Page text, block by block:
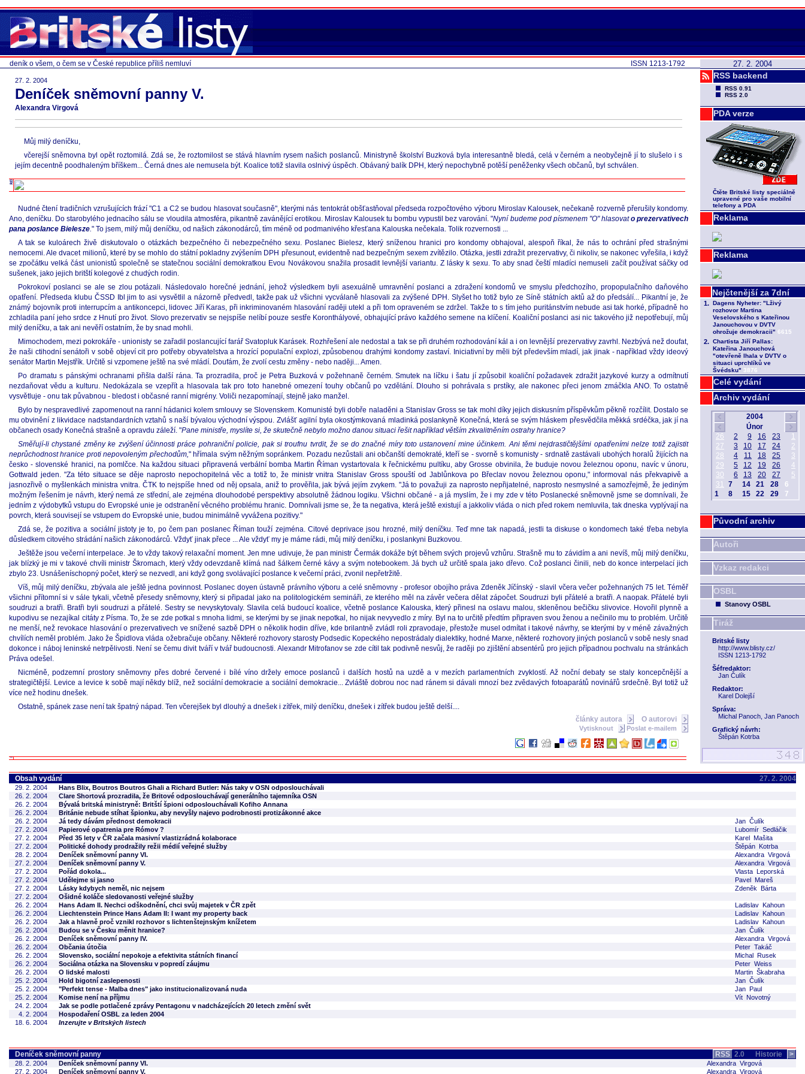
27. 2. 2004
RSS backend
RSS 0.91
RSS 2.0
PDA verze
Čtěte Britské listy speciálně
upravené pro vaše mobilní
telefony a PDA
Reklama
Reklama
Celé vydání
Archiv vydání
Původní archiv
Autoři
Vzkaz redakci
OSBL
Stanovy OSBL
Tiráž
Britské listy
http://www.blisty.cz/
ISSN 1213-1792
Šéfredaktor:
Jan Čulík
Redaktor:
Karel Dolejší
Správa:
Michal Panoch, Jan Panoch
Grafický návrh:
Štěpán Kotrba
ISSN 1213-1792
deník o všem, o čem se v České republice příliš nemluví
27. 2. 2004
Deníček sněmovní panny V.
Alexandra Virgová
Můj milý deníčku,
včerejší sněmovna byl opět roztomilá. Zdá se, že roztomilost se stává hlavním rysem našich poslanců. Ministryně školství Buzková byla interesantně bledá, celá v černém a neobyčejně jí to slušelo i s
jejím decentně poodhaleným bříškem... Černá dnes ale nemusela být. Koalice totiž slavila oslnivý úspěch. Obávaný balík DPH, který nepochybně potěší peněženky všech občanů, byl schválen.
Nudné čtení tradičních vzrušujících frází "C1 a C2 se budou hlasovat současně", kterými nás tentokrát obšťastňoval předseda rozpočtového výboru Miroslav Kalousek, nečekaně rozverně přerušily kondomy.
Ano, deníčku. Do starobylého jednacího sálu se vloudila atmosféra, pikantně zavánějící erotikou. Miroslav Kalousek tu bombu vypustil bez varování. "Nyní budeme pod písmenem "O" hlasovato prezervativech
pana poslance Bielesze." To jsem, milý můj deníčku, od našich zákonodárců, tím méně od podmanivého křesťana Kalouska nečekala. Tolik rozvernosti ...
A tak se kuloárech živě diskutovalo o otázkách bezpečného či nebezpečného sexu. Poslanec Bielesz, který sníženou hranici pro kondomy obhajoval, alespoň říkal, že nás to ochrání před strašnými
nemocemi. Ale dvacet milionů, které by se mohlo do státní pokladny zvýšením DPH přesunout, evidentně nad bezpečným sexem zvítězilo. Otázka, jestli zdražit prezervativy, či nikoliv, se nakonec vyřešila, i když
se zpočátku velká část unionistů společně se statečnou sociální demokratkou Evou Novákovou snažila prosadit levnější variantu. Z lásky k sexu. To aby snad čeští mladíci nemuseli začít používat sáčky od
sušenek, jako jejich britští kolegové z chudých rodin.
Pokrokoví poslanci se ale se zlou potázali. Následovalo horečné jednání, jehož výsledkem byli asexuálně umravnění poslanci a zdražení kondomů ve smyslu předchozího, propopulačního daňového
opatření. Předseda klubu ČSSD Ibl jim to asi vysvětlil a názorně předvedl, takže pak už všichni vycválaně hlasovali za zvýšené DPH. Slyšet ho totiž bylo ze Síně státních aktů až do předsálí... Pikantní je, že
známý bojovník proti interrupcím a antikoncepci, lidovec Jiří Karas, při inkriminovaném hlasování raději utekl a při tom opraveném se zdržel. Takže to s tím jeho puritánstvím nebude asi tak horké, případně ho
zchladila paní jeho srdce z Hnutí pro život. Slovo prezervativ se nejspíše nelíbí pouze sestře Koronthályové, obhajující právo každého semene na klíčení. Koaliční poslanci asi nic takového již nepotřebují, můj
milý deníčku, a tak ani nevěří ostatním, že by snad mohli.
Mimochodem, mezi pokrokáře - unionisty se zařadil poslancující farář Svatopluk Karásek. Rozhřešení ale nedostal a tak se při druhém rozhodování kál a i on levnější prezervativy zavrhl. Nezbývá než doufat,
že naši ctihodní senátoři v sobě objeví cit pro potřeby obyvatelstva a hrozící populační explozi, způsobenou drahými kondomy zastaví. Iniciativní by měli být především mladí, jak jinak - například vždy ideový
senátor Martin Mejstřík. Určitě si vzpomene ještě na své mládí. Doufám, že zvolí cestu změny - nebo naději... Amen.
Po dramatu s pánskými ochranami přišla další rána. Ta prozradila, proč je Petra Buzková v požehnaně černém. Smutek na líčku i šatu jí způsobil koaliční požadavek zdražit jazykové kurzy a odmítnutí
nezdaňovat vědu a kulturu. Nedokázala se vzepřít a hlasovala tak pro toto hanebné omezení touhy občanů po vzdělání. Dlouho si pohrávala s prstíky, ale nakonec přeci jenom zmáčkla ANO. To ostatně
vysvětluje - onu tak půvabnou - bledost i občasné ranní migrény. Voliči nezapomínají, stejně jako manžel.
Bylo by nespravedlivé zapomenout na ranní hádanici kolem smlouvy se Slovenskem. Komunisté byli dobře naladěni a Stanislav Gross se tak mohl díky jejich diskusním příspěvkům pěkně rozčílit. Dostalo se
mu obvinění z likvidace nadstandardních vztahů s naší bývalou východní výspou. Zvlášť agilní byla okostýmkovaná mladinká poslankyně Konečná, která se svým hláskem přesvědčila měkká srdéčka, jak jí na
občanech osady Konečná strašně a opravdu záleží. "Pane ministře, myslíte si, že skutečně nebylo možno danou situaci řešit například větším zkvalitněním ostrahy hranice?
Směřují-li chystané změny ke zvýšení účinnosti práce pohraniční policie, pak si troufnu tvrdit, že se do značné míry toto ustanovení mine účinkem. Ani těmi nejdrastičtějšími opatřeními nelze totiž zajistit
neprůchodnost hranice proti nepovoleným přechodům," hřímala svým něžným sopránkem. Pozadu nezůstali ani občanští demokraté, kteří se - svorně s komunisty - srdnatě zastávali ubohých horalů žijících na
česko - slovenské hranici, na pomlčce. Na každou situaci připravená verbální bomba Martin Říman vystartovala k řečnickému pultíku, aby Grosse obvinila, že buduje novou železnou oponu, navíc v únoru,
Gottwald jeden. "Za této situace se děje naprosto nepochopitelná věc a totiž to, že ministr vnitra Stanislav Gross spouští od Jablůnkova po Břeclav novou železnou oponu," informoval nás překvapivě a
jasnozřivě o myšlenkách ministra vnitra. ČTK to nejspíše hned od něj opsala, aniž to prověřila, jak bývá jejím zvykem. "Já to považuji za naprosto nepřijatelné, naprosto nesmyslné a samozřejmě, že jediným
možným řešením je návrh, který nemá ze střední, ale zejména dlouhodobé perspektivy absolutně žádnou logiku. Všichni občané - a já myslím, že i my zde v této Poslanecké sněmovně jsme se domnívali, že
jedním z výdobytků vstupu do Evropské unie je odstranění věcného problému hranic. Domnívali jsme se, že ta negativa, která ještě existují a jakkoliv vláda o nich před rokem nemluvila, tak dneska vyplývají na
povrch, která souvisejí se vstupem do Evropské unie, budou minimálně vyvážena pozitivy."
Zdá se, že pozitiva a sociální jistoty je to, po čem pan poslanec Říman touží zejména. Citové deprivace jsou hrozné, milý deníčku. Teď mne tak napadá, jestli ta diskuse o kondomech také třeba nebyla
důsledkem citového strádání našich zákonodárců. Vždyť jinak přece ... Ale vždyť my je máme rádi, můj milý deníčku, i poslankyni Buzkovou.
Ještěže jsou večerní interpelace. Je to vždy takový relaxační moment. Jen mne udivuje, že pan ministr Čermák dokáže být během svých projevů vzhůru. Strašně mu to závidím a ani nevíš, můj milý deníčku,
jak blízký je mi v takové chvíli ministr Škromach, který vždy odevzdaně klímá nad šálkem černé kávy a svým notebookem. Já bych už určitě spala jako dřevo. Což poslanci činili, neb do konce interpelací jich
zbylo 23. Usnášeníschopný počet, který se nezvedl, ani když gong svolávající poslance k večerní práci, zvonil nepřetržitě.
Víš, můj milý deníčku, zbývala ale ještě jedna povinnost. Poslanec doyen ústavně právního výboru a celé sněmovny - profesor obojího práva Zdeněk Jíčínský - slavil včera večer požehnaných 75 let. Téměř
všichni přítomní si v sále tykali, včetně přesedy sněmovny, který si připadal jako na politologickém semináři, ze kterého měl na závěr večera dělat zápočet. Soudruzi byli přátelé a bratři. A naopak. Přátelé byli
soudruzi a bratři. Bratři byli soudruzi a přátelé. Sestry se nevyskytovaly. Slavila celá budoucí koalice, včetně poslance Kalouska, který přinesl na oslavu malou, skleněnou bečičku slivovice. Hovořil plynně a
kupodivu se nezajíkal citáty z Písma. To, že se zde potkal s mnoha lidmi, se kterými by se jinak nepotkal, ho nijak nevyvedlo z míry. Byl na to určitě předtím připraven svou ženou a nečinilo mu to problém. Určitě
ne menší, než revokace hlasování o prezervativech ve snížené sazbě DPH o několik hodin dříve, kde brilantně zvládl roli zpravodaje, přestože musel odmítat i takové návrhy, se kterými by v méně závažných
chvílích neměl problém. Jako že Špidlova vláda ožebračuje občany. Některé rozhovory starosty Podsedic Kopeckého nepostrádaly dialektiky, hodné Marxe, některé rozhovory jiných poslanců v sobě nesly snad
dokonce i náboj leninské netrpělivosti. Není se čemu divit tváří v tvář budoucnosti. Alexandr Mitrofanov se zde cítil tak podivně nesvůj, že raději po zjištění absentérů pro jejich případnou pochvalu na stránkách
Práva odešel.
Nicméně, podzemní prostory sněmovny přes dobré červené i bílé víno držely emoce poslanců i dalších hostů na uzdě a v mezích parlamentních zvyklostí. Až noční debaty se staly koncepčnější a
strategičtější. Levice a levice k sobě mají někdy blíž, než sociální demokracie a sociální demokracie... Zvláště dobrou noc nad ránem si dávali mnozí bez zvědavých fotoaparátů novinářů srdečně. Byl totiž už
více než hodinu dnešek.
Ostatně, spánek zase není tak špatný nápad. Ten včerejšek byl dlouhý a dnešek i zítřek, milý deníčku, dnešek i zítřek budou ještě delší....
články autora
O autorovi
Vytisknout Poslat e-mailem
Obsah vydání 27. 2. 2004
29. 2. 2004
Hans Blix, Boutros Boutros Ghali a Richard Butler: Nás taky v OSN odposlouchávali
26. 2. 2004
Clare Shortová prozradila, že Britové odposlouchávají generálního tajemníka OSN
26. 2. 2004
Bývalá britská ministryně: Britští špioni odposlouchávali Kofiho Annana
26. 2. 2004
Británie nebude stíhat špionku, aby nevyšly najevo podrobnosti protizákonné akce
26. 2. 2004
Já tedy dávám přednost demokracii
Jan Čulík
27. 2. 2004
Papierové opatrenia pre Rómov ?
Lubomír Sedláčik
27. 2. 2004
Před 35 lety v ČR začala masivní vlastizrádná kolaborace
Karel Mašita
27. 2. 2004
Politické dohody prodražily režii médií veřejné služby
Štěpán Kotrba
28. 2. 2004
Deníček sněmovní panny VI.
Alexandra Virgová
27. 2. 2004
Deníček sněmovní panny V.
Alexandra Virgová
27. 2. 2004
Pořád dokola...
Vlasta Leporská
27. 2. 2004
Udělejme si jasno
Pavel Mareš
27. 2. 2004
Lásky kdybych neměl, nic nejsem
Zdeněk Bárta
27. 2. 2004
Ošidné koláče sledovanosti veřejné služby
26. 2. 2004
Hans Adam II. Nechci odškodnění, chci svůj majetek v ČR zpět
Ladislav Kahoun
26. 2. 2004
Liechtenstein Prince Hans Adam II: I want my property back
Ladislav Kahoun
26. 2. 2004
Jak a hlavně proč vznikl rozhovor s lichtenštejnským knížetem
Ladislav Kahoun
26. 2. 2004
Budou se v Česku měnit hranice?
Jan Čulík
26. 2. 2004
Deníček sněmovní panny IV.
Alexandra Virgová
26. 2. 2004
Občania útočia
Peter Takáč
26. 2. 2004
Slovensko, sociální nepokoje a efektivita státních financí
Michal Rusek
26. 2. 2004
Sociálna otázka na Slovensku v popredí záujmu
Peter Weiss
26. 2. 2004
O lidské malosti
Martin Škabraha
25. 2. 2004
Hold bigotní zaslepenosti
Jan Čulík
25. 2. 2004
"Perfekt tense - Malba dnes" jako institucionalizovaná nuda
Jan Paul
25. 2. 2004
Komise není na příjmu
Vít Novotný
24. 2. 2004
Jak se podle potlačené zprávy Pentagonu v nadcházejících 20 letech změní svět
4. 2. 2004
Hospodaření OSBL za leden 2004
18. 6. 2004
Inzerujte v Britských listech
Deníček sněmovní panny RSS 2.0 Historie >
28. 2. 2004 Deníček sněmovní panny VI.
Alexandra Virgová
27. 2. 2004
Deníček sněmovní panny V. Alexandra Virgová